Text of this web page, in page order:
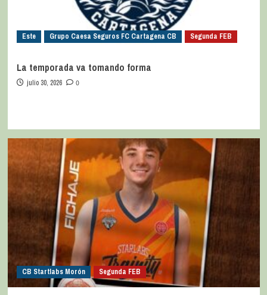
Este Grupo Caesa Seguros FC Cartagena CB Segunda FEB
La temporada va tomando forma
julio 30, 2026 0
CB Startlabs Morón Segunda FEB